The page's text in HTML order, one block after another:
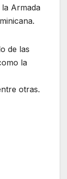
Armada
de las
la
otras.